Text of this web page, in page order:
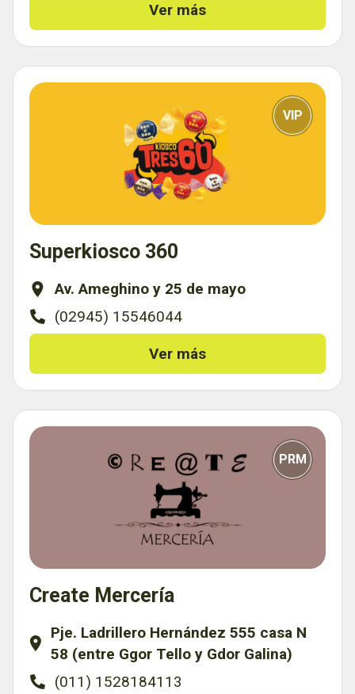
Ver más
VIP
Superkiosco 360
Av. Ameghino y 25 de mayo
(02945) 15546044
Ver más
PRM
Create Mercería
Pje. Ladrillero Hernández 555 casa N
58 (entre Ggor Tello y Gdor Galina)
(011) 1528184113